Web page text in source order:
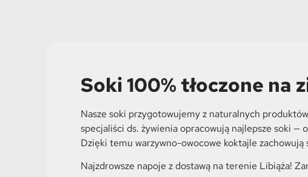
Soki 100% tłoczone na
Nasze soki przygotowujemy z naturalnych
specjaliści ds. żywienia opracowują najlepsze soki —
Dzięki temu warzywno-owocowe koktajle zachowują
Najzdrowsze napoje z dostawą na terenie Libiąża!